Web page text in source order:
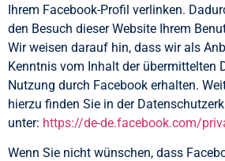
Ihrem Facebook-Profil verlinken.
den Besuch dieser Website Ihrem
Wir weisen darauf hin, dass wir als
Kenntnis vom Inhalt der übermittelten
Nutzung durch Facebook erhalten.
hierzu finden Sie in der
unter: https://de-de.facebook.com/
Wenn Sie nicht wünschen, dass